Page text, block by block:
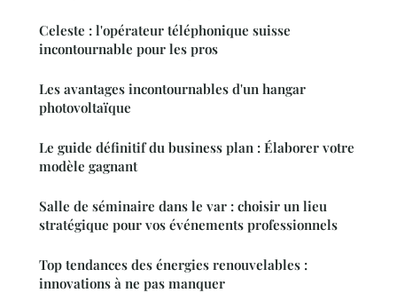
Celeste : l'opérateur téléphonique suisse
incontournable pour les pros
Les avantages incontournables d'un hangar
photovoltaïque
Le guide définitif du business plan : Élaborer votre
modèle gagnant
Salle de séminaire dans le var : choisir un lieu
stratégique pour vos événements professionnels
Top tendances des énergies renouvelables :
innovations à ne pas manquer